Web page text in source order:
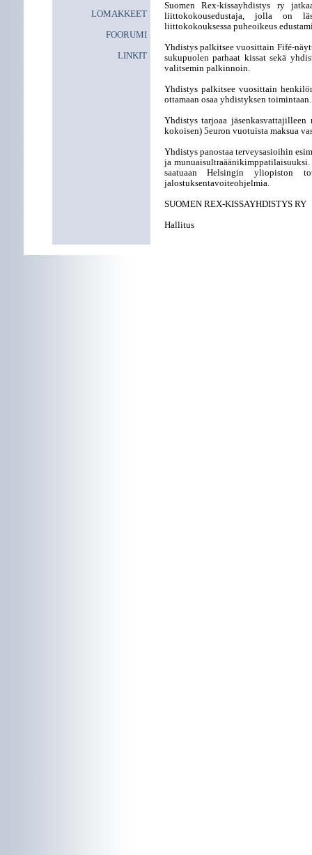
LOMAKKEET
FOORUMI
LINKIT
Suomen Rex-kissayhdistys ry
liittokokousedustaja, jolla on
liittokokouksessa puheoikeus
Yhdistys palkitsee vuosittain Fifé-
sukupuolen parhaat kissat sekä
valitsemin palkinnoin.
Yhdistys palkitsee vuosittain
ottamaan osaa yhdistyksen toimintaan.
Yhdistys tarjoaa
kokoisen) 5euron vuotuista maksua
Yhdistys panostaa terveysasioihin
ja
saatuaan Helsingin yliopiston
jalostuksentavoiteohjelmia.
SUOMEN REX-KISSAYHDISTYS RY
Hallitus